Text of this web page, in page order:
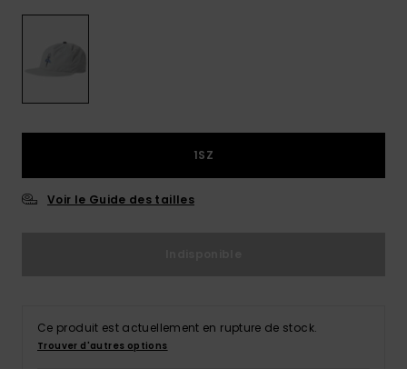
de
Consulter
la FAQ
1SZ
Voir le Guide des tailles
Ce produit est actuellement en rupture de stock.
Trouver d'autres options